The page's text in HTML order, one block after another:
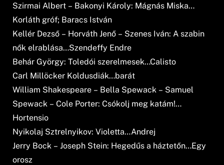
Szirmai Albert – Bakonyi Károly: Mágnás Miska…
Korláth gróf; Baracs István
Kellér Dezső – Horváth Jenő – Szenes Iván: A szabin
nők elrablása…Szendeffy Endre
Behár György: Toledói szerelmesek…Calisto
Carl Millöcker Koldusdiák…barát
William Shakespeare – Bella Spewack – Samuel
Spewack – Cole Porter: Csókolj meg katám!…
Hortensio
Nyikolaj Sztrelnyikov: Violetta…Andrej
Jerry Bock – Joseph Stein: Hegedűs a háztetőn…Egy
orosz